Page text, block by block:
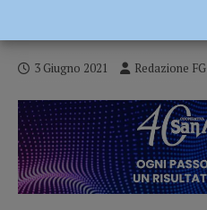
3 Giugno 2021 Redazione FG